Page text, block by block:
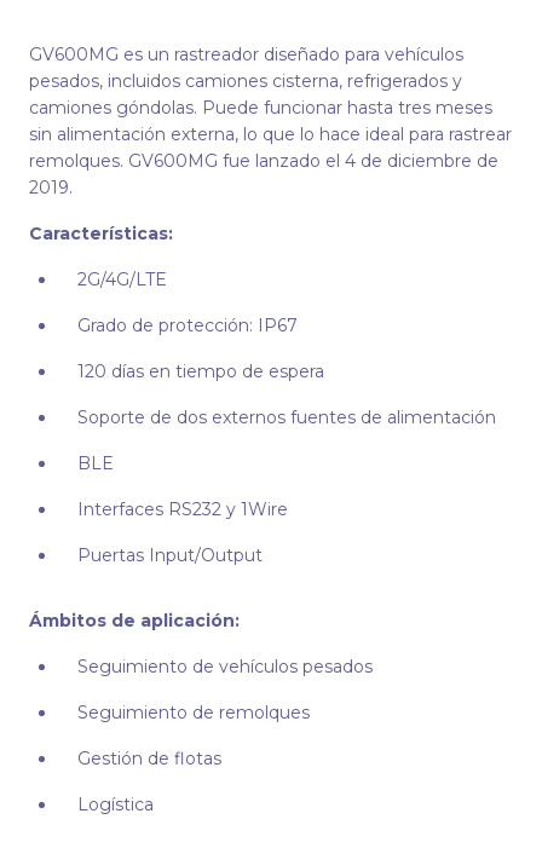
GV600MG es un rastreador diseñado para vehículos
pesados, incluidos camiones cisterna, refrigerados y
camiones góndolas. Puede funcionar hasta tres meses
sin alimentación externa, lo que lo hace ideal para rastrear
remolques. GV600MG fue lanzado el 4 de diciembre de
2019.
Características:
2G/4G/LTE
Grado de protección: IP67
120 días en tiempo de espera
Soporte de dos externos fuentes de alimentación
BLE
Interfaces RS232 y 1Wire
Puertas Input/Output
Ámbitos de aplicación:
Seguimiento de vehículos pesados
Seguimiento de remolques
Gestión de flotas
Logística